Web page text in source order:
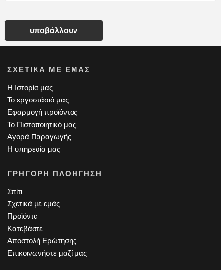
υποβάλλουν
ΣΧΕΤΙΚΆ ΜΕ ΕΜΆΣ
Η Ιστορία μας
Το εργοστάσιό μας
Εφαρμογή προϊόντος
Το Πιστοποιητικό μας
Αγορά Παραγωγής
Η υπηρεσία μας
ΓΡΉΓΟΡΗ ΠΛΟΉΓΗΣΗ
Σπίτι
Σχετικά με εμάς
Προϊόντα
Κατεβάστε
Αποστολή Ερώτησης
Επικοινωνήστε μαζί μας